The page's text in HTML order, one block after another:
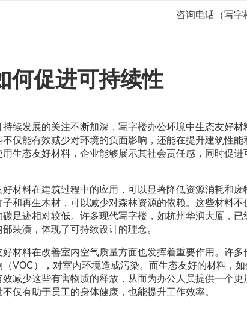
咨询电话（写
何促进可持续性
持续发展的关注不断加深，写字楼办公环境中生态友好
不仅能有效减少对环境的负面影响，还能在提升建筑性
用生态友好材料，企业能够展示其社会责任感，同时促
好材料在建筑过程中的应用，可以显著降低资源消耗和
子和再生木材，可以减少对森林资源的依赖。这些材料
碳足迹相对较低。许多现代写字楼，如杭州华润大厦，
装潢，体现了可持续设计的理念。
好材料在改善室内空气质量方面也发挥着重要作用。许
（VOC），对室内环境造成污染。而生态友好的材料，
效减少这些有害物质的释放，从而为办公人员提供一个
仅有助于员工的身体健康，也能提升工作效率。